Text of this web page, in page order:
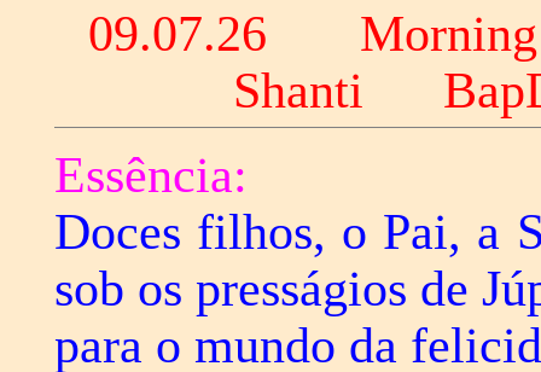
09.07.26
Shanti
Essência:
Doces filhos, o Pai, a
sob os presságios de
para o mundo da